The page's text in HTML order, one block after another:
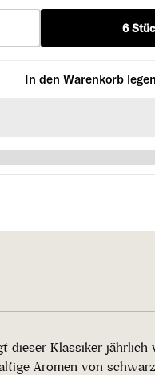
6
2021 verringern
Shiraz 2021
In den Warenkorb legen
dieser Klassiker jährlich
Aromen von